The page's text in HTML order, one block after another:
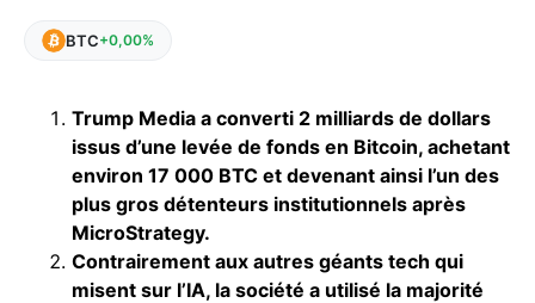
BTC+0,00%
Trump Media a converti 2 milliards de dollars
issus d’une levée de fonds en Bitcoin, achetant
environ 17 000 BTC et devenant ainsi l’un des
plus gros détenteurs institutionnels après
MicroStrategy.
Contrairement aux autres géants tech qui
misent sur l’IA, la société a utilisé la majorité